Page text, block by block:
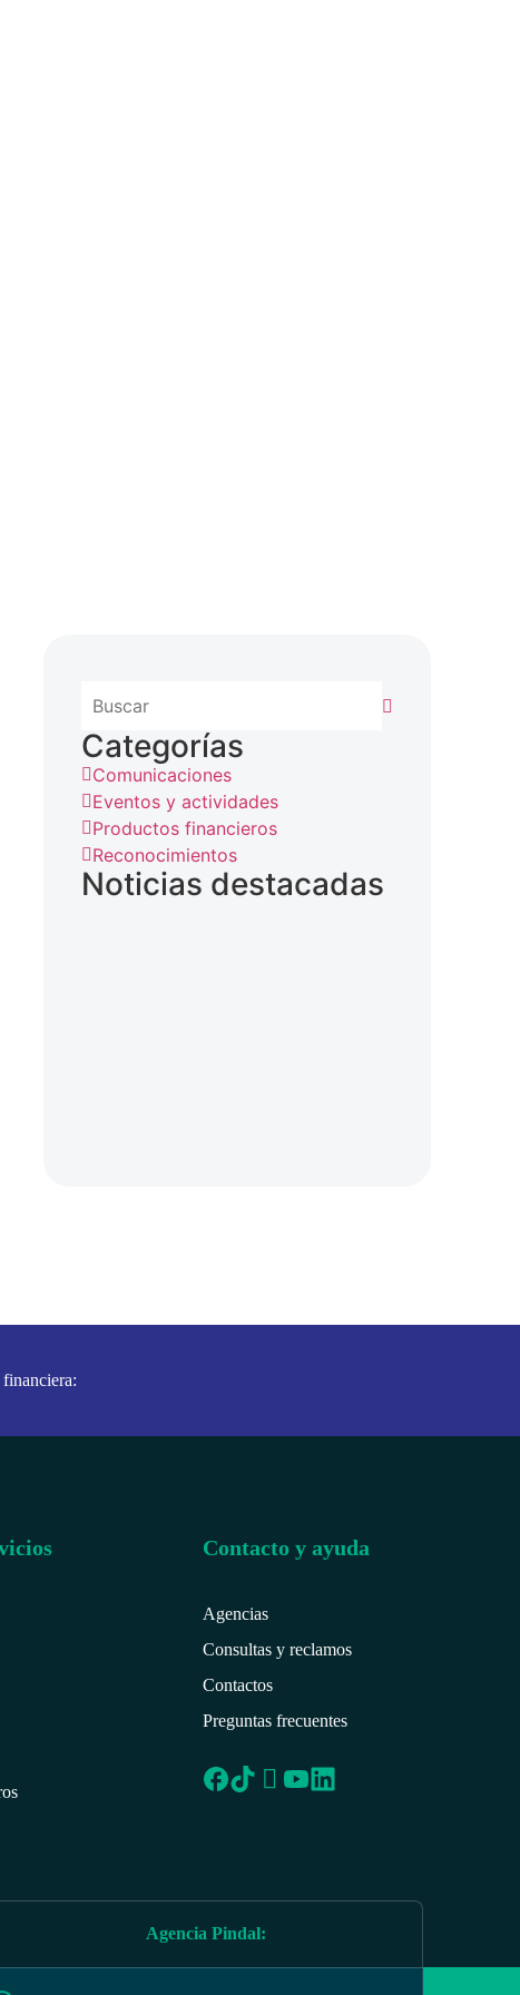
Categorías
Comunicaciones
Eventos y actividades
Productos financieros
Reconocimientos
Noticias destacadas
Contacto y ayuda
Agencias
Consultas y reclamos
Contactos
Preguntas frecuentes
Agencia Pindal: